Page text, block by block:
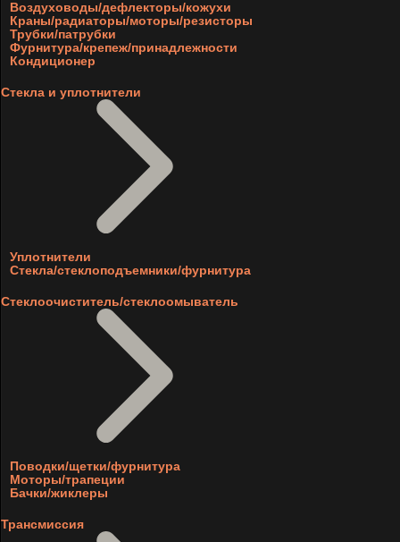
Воздуховоды/дефлекторы/кожухи
Краны/радиаторы/моторы/резисторы
Трубки/патрубки
Фурнитура/крепеж/принадлежности
Кондиционер
Стекла и уплотнители
Уплотнители
Стекла/стеклоподъемники/фурнитура
Стеклоочиститель/стеклоомыватель
Поводки/щетки/фурнитура
Моторы/трапеции
Бачки/жиклеры
Трансмиссия